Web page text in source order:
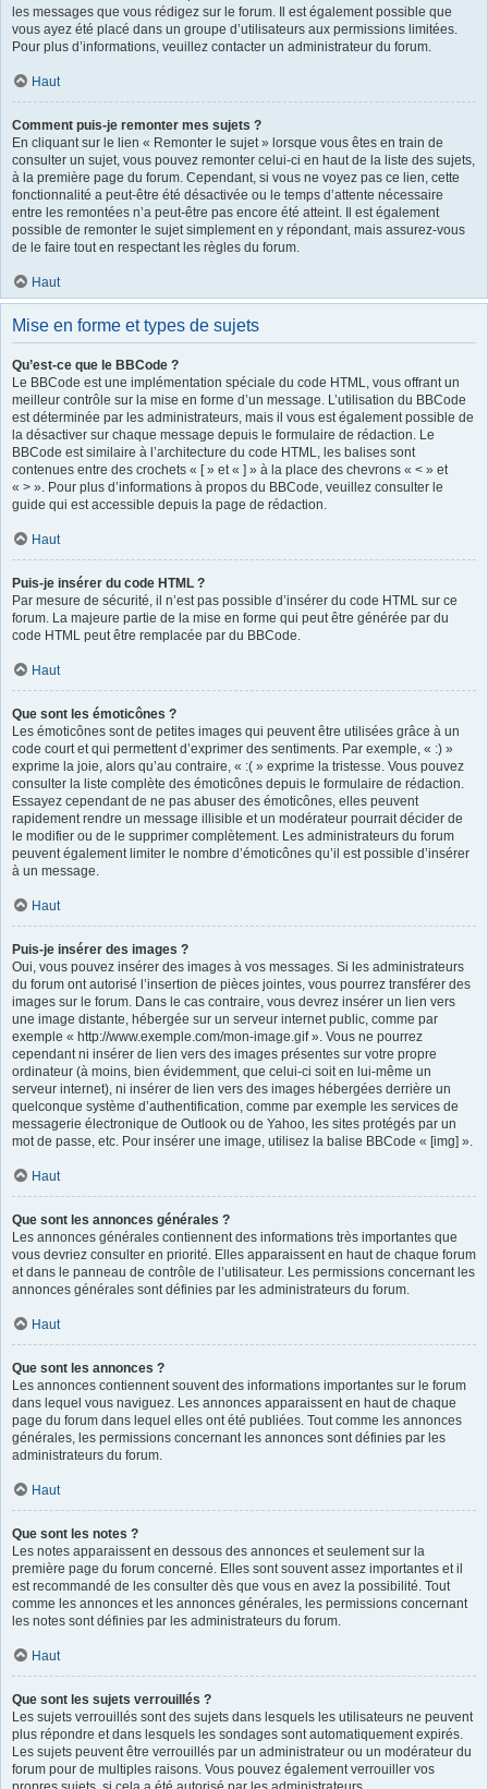
les messages que vous rédigez sur le forum. Il est également possible que
vous ayez été placé dans un groupe d’utilisateurs aux permissions limitées.
Pour plus d’informations, veuillez contacter un administrateur du forum.
Haut
Comment puis-je remonter mes sujets ?
En cliquant sur le lien « Remonter le sujet » lorsque vous êtes en train de
consulter un sujet, vous pouvez remonter celui-ci en haut de la liste des sujets,
à la première page du forum. Cependant, si vous ne voyez pas ce lien, cette
fonctionnalité a peut-être été désactivée ou le temps d’attente nécessaire
entre les remontées n’a peut-être pas encore été atteint. Il est également
possible de remonter le sujet simplement en y répondant, mais assurez-vous
de le faire tout en respectant les règles du forum.
Haut
Mise en forme et types de sujets
Qu’est-ce que le BBCode ?
Le BBCode est une implémentation spéciale du code HTML, vous offrant un
meilleur contrôle sur la mise en forme d’un message. L’utilisation du BBCode
est déterminée par les administrateurs, mais il vous est également possible de
la désactiver sur chaque message depuis le formulaire de rédaction. Le
BBCode est similaire à l’architecture du code HTML, les balises sont
contenues entre des crochets « [ » et « ] » à la place des chevrons « < » et
« > ». Pour plus d’informations à propos du BBCode, veuillez consulter le
guide qui est accessible depuis la page de rédaction.
Haut
Puis-je insérer du code HTML ?
Par mesure de sécurité, il n’est pas possible d’insérer du code HTML sur ce
forum. La majeure partie de la mise en forme qui peut être générée par du
code HTML peut être remplacée par du BBCode.
Haut
Que sont les émoticônes ?
Les émoticônes sont de petites images qui peuvent être utilisées grâce à un
code court et qui permettent d’exprimer des sentiments. Par exemple, « :) »
exprime la joie, alors qu’au contraire, « :( » exprime la tristesse. Vous pouvez
consulter la liste complète des émoticônes depuis le formulaire de rédaction.
Essayez cependant de ne pas abuser des émoticônes, elles peuvent
rapidement rendre un message illisible et un modérateur pourrait décider de
le modifier ou de le supprimer complètement. Les administrateurs du forum
peuvent également limiter le nombre d’émoticônes qu’il est possible d’insérer
à un message.
Haut
Puis-je insérer des images ?
Oui, vous pouvez insérer des images à vos messages. Si les administrateurs
du forum ont autorisé l’insertion de pièces jointes, vous pourrez transférer des
images sur le forum. Dans le cas contraire, vous devrez insérer un lien vers
une image distante, hébergée sur un serveur internet public, comme par
exemple « http://www.exemple.com/mon-image.gif ». Vous ne pourrez
cependant ni insérer de lien vers des images présentes sur votre propre
ordinateur (à moins, bien évidemment, que celui-ci soit en lui-même un
serveur internet), ni insérer de lien vers des images hébergées derrière un
quelconque système d’authentification, comme par exemple les services de
messagerie électronique de Outlook ou de Yahoo, les sites protégés par un
mot de passe, etc. Pour insérer une image, utilisez la balise BBCode « [img] ».
Haut
Que sont les annonces générales ?
Les annonces générales contiennent des informations très importantes que
vous devriez consulter en priorité. Elles apparaissent en haut de chaque forum
et dans le panneau de contrôle de l’utilisateur. Les permissions concernant les
annonces générales sont définies par les administrateurs du forum.
Haut
Que sont les annonces ?
Les annonces contiennent souvent des informations importantes sur le forum
dans lequel vous naviguez. Les annonces apparaissent en haut de chaque
page du forum dans lequel elles ont été publiées. Tout comme les annonces
générales, les permissions concernant les annonces sont définies par les
administrateurs du forum.
Haut
Que sont les notes ?
Les notes apparaissent en dessous des annonces et seulement sur la
première page du forum concerné. Elles sont souvent assez importantes et il
est recommandé de les consulter dès que vous en avez la possibilité. Tout
comme les annonces et les annonces générales, les permissions concernant
les notes sont définies par les administrateurs du forum.
Haut
Que sont les sujets verrouillés ?
Les sujets verrouillés sont des sujets dans lesquels les utilisateurs ne peuvent
plus répondre et dans lesquels les sondages sont automatiquement expirés.
Les sujets peuvent être verrouillés par un administrateur ou un modérateur du
forum pour de multiples raisons. Vous pouvez également verrouiller vos